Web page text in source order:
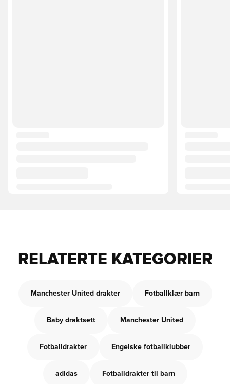
RELATERTE KATEGORIER
Manchester United drakter Fotballklær barn
Baby draktsett Manchester United
Fotballdrakter Engelske fotballklubber
adidas Fotballdrakter til barn